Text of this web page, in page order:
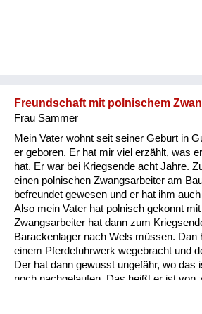
gegangen, wo vor dem einzigen
Freundschaft mit polnischem
Frau Sammer
Mein Vater wohnt seit seiner Geburt in
er geboren. Er hat mir viel erzählt, was
hat. Er war bei Kriegsende acht Jahre.
einen polnischen Zwangsarbeiter am
befreundet gewesen und er hat ihm
Also mein Vater hat polnisch gekonnt
Zwangsarbeiter hat dann zum
Barackenlager nach Wels müssen. Dan
einem Pferdefuhrwerk wegebracht und
Der hat dann gewusst ungefähr, wo das
noch nachgelaufen. Das heißt er ist von